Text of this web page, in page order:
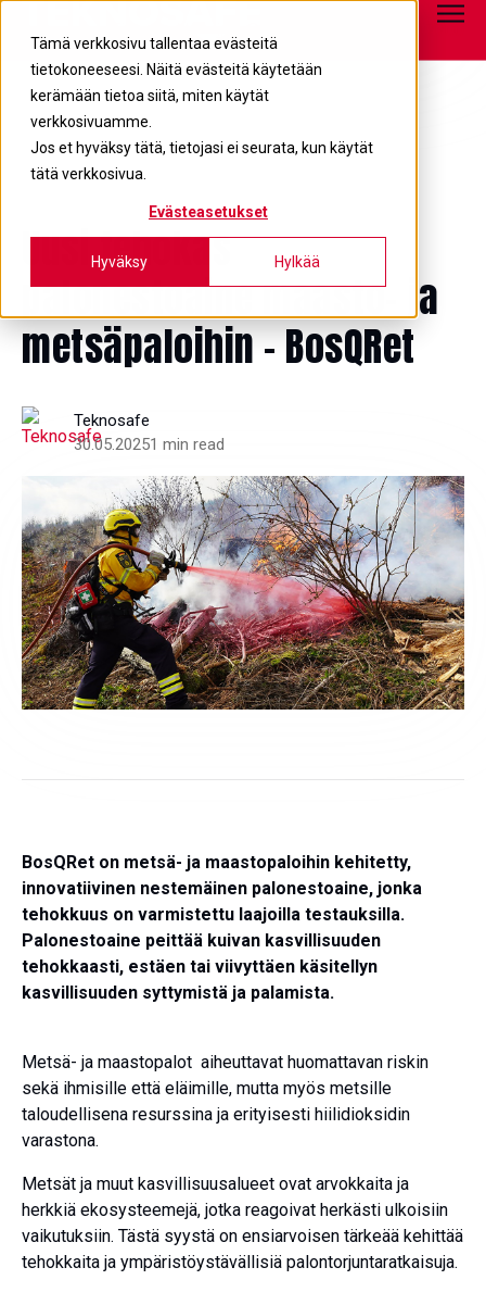
Tämä verkkosivu tallentaa evästeitä
tietokoneeseesi. Näitä evästeitä käytetään
kerämään tietoa siitä, miten käytät
verkkosivuamme.
Jos et hyväksy tätä, tietojasi ei seurata, kun käytät
tätä verkkosivua.
Evästeasetukset
Hyväksy Hylkää
05 680 7700
Uusi tehokas
palonestoaine maasto- ja
metsäpaloihin - BosQRet
Teknosafe
30.05.20251 min read
BosQRet on metsä- ja maastopaloihin kehitetty,
innovatiivinen nestemäinen palonestoaine, jonka
tehokkuus on varmistettu laajoilla testauksilla.
Palonestoaine peittää kuivan kasvillisuuden
tehokkaasti, estäen tai viivyttäen käsitellyn
kasvillisuuden syttymistä ja palamista.
Metsä- ja maastopalot aiheuttavat huomattavan riskin
sekä ihmisille että eläimille, mutta myös metsille
taloudellisena resurssina ja erityisesti hiilidioksidin
varastona.
Metsät ja muut kasvillisuusalueet ovat arvokkaita ja
herkkiä ekosysteemejä, jotka reagoivat herkästi ulkoisiin
vaikutuksiin. Tästä syystä on ensiarvoisen tärkeää kehittää
tehokkaita ja ympäristöystävällisiä palontorjuntaratkaisuja.